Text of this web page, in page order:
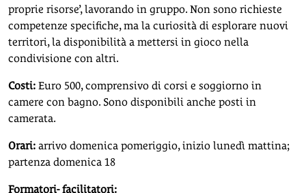
proprie risorse’, lavorando in gruppo. Non sono richieste
competenze specifiche, ma la curiosità di esplorare nuovi
territori, la disponibilità a mettersi in gioco nella
condivisione con altri.
Costi: Euro 500, comprensivo di corsi e soggiorno in
camere con bagno. Sono disponibili anche posti in
camerata.
Orari: arrivo domenica pomeriggio, inizio lunedì mattina;
partenza domenica 18
Formatori- facilitatori: